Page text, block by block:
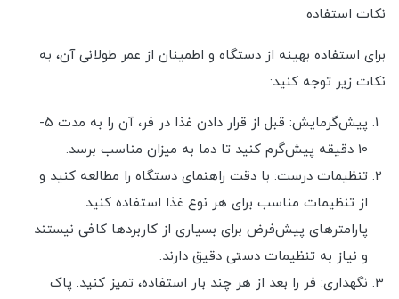
نکات استفاده
برای استفاده بهینه از دستگاه و اطمینان از عمر طولانی آن، به
نکات زیر توجه کنید:
پیش‌گرمایش: قبل از قرار دادن غذا در فر، آن را به مدت 5-
10 دقیقه پیش‌گرم کنید تا دما به میزان مناسب برسد.
تنظیمات درست: با دقت راهنمای دستگاه را مطالعه کنید و
از تنظیمات مناسب برای هر نوع غذا استفاده کنید.
پارامترهای پیش‌فرض برای بسیاری از کاربردها کافی نیستند
و نیاز به تنظیمات دستی دقیق دارند.
نگهداری: فر را بعد از هر چند بار استفاده، تمیز کنید. پاک